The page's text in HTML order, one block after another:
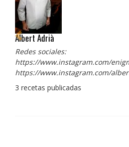
Albert Adrià
Redes sociales:
https://www.instagram.com/
https://www.instagram.com/
3 recetas publicadas